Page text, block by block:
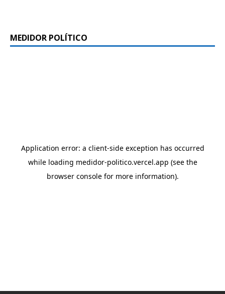
MEDIDOR POLÍTICO